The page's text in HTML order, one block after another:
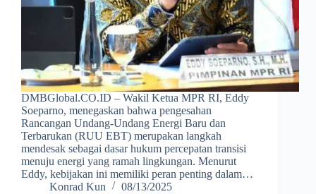
DMBGlobal.CO.ID – Wakil Ketua MPR RI, Eddy
Soeparno, menegaskan bahwa pengesahan
Rancangan Undang-Undang Energi Baru dan
Terbarukan (RUU EBT) merupakan langkah
mendesak sebagai dasar hukum percepatan transisi
menuju energi yang ramah lingkungan. Menurut
Eddy, kebijakan ini memiliki peran penting dalam…
Konrad Kun
08/13/2025